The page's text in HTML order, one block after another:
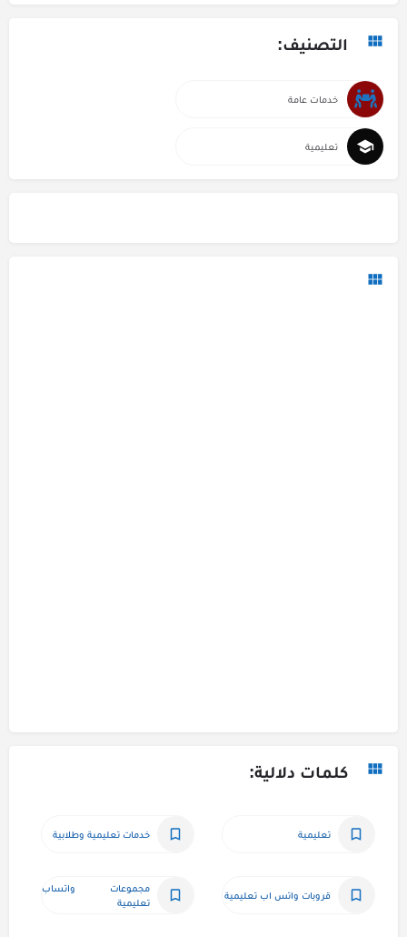
التصنيف:
خدمات عامة
تعليمية
كلمات دلالية:
تعليمية خدمات تعليمية وطلابية
قروبات واتس اب تعليمية
تعليمية